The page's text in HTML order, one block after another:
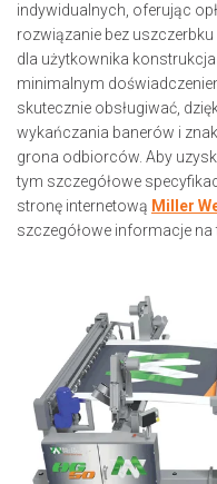
indywidualnych, oferując
rozwiązanie bez
dla użytkownika
minimalnym
skutecznie obsługiwać,
wykańczania banerów i
grona odbiorców. Aby
tym szczegółowe
stronę internetową Miller
szczegółowe informacje